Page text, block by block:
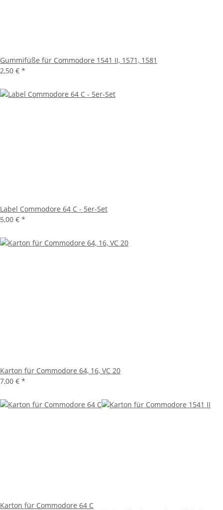
Gummifüße für Commodore 1541 II, 1571, 1581
2,50 € *
Label Commodore 64 C - 5er-Set
5,00 € *
Karton für Commodore 64, 16, VC 20
7,00 € *
Karton für Commodore 64 C